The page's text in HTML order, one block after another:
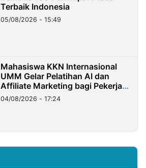
Terbaik Indonesia
05/08/2026 - 15:49
Mahasiswa KKN Internasional
UMM Gelar Pelatihan AI dan
Affiliate Marketing bagi Pekerja
Migran Indonesia di Taiwan
04/08/2026 - 17:24